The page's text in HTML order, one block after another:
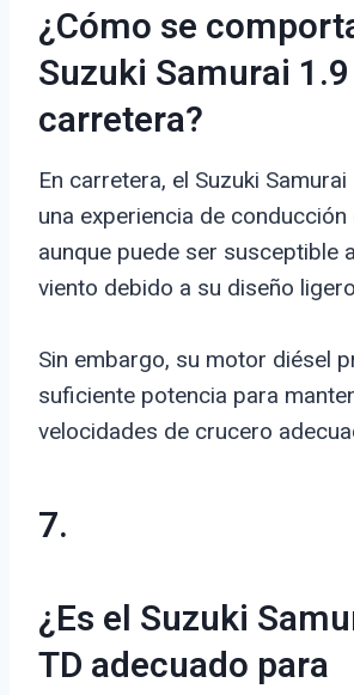
¿Cómo se
Suzuki Samurai 1.9
carretera?
En carretera, el Suzuki
una experiencia de conducción
aunque puede ser susceptible
viento debido a su diseño
Sin embargo, su motor diésel
suficiente potencia para
velocidades de crucero
7.
¿Es el Suzuki
TD adecuado para